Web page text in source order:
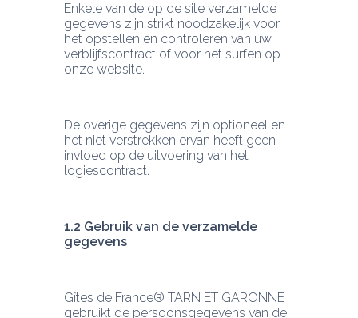
Enkele van de op de site verzamelde
gegevens zijn strikt noodzakelijk voor
het opstellen en controleren van uw
verblijfscontract of voor het surfen op
onze website.
De overige gegevens zijn optioneel en
het niet verstrekken ervan heeft geen
invloed op de uitvoering van het
logiescontract.
1.2 Gebruik van de verzamelde
gegevens
Gîtes de France® TARN ET GARONNE
gebruikt de persoonsgegevens van de